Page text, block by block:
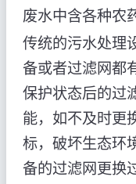
废水中含各种农
传统的污水处理
备或者过滤网都
保护状态后的过
能，如不及时更
标，破坏生态环
备的过滤网更换